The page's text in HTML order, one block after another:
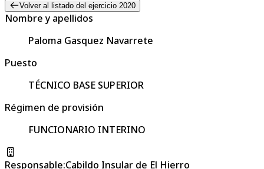
Volver al listado del ejercicio 2020
Nombre y apellidos
Paloma Gasquez Navarrete
Puesto
TÉCNICO BASE SUPERIOR
Régimen de provisión
FUNCIONARIO INTERINO
Responsable:Cabildo Insular de El Hierro